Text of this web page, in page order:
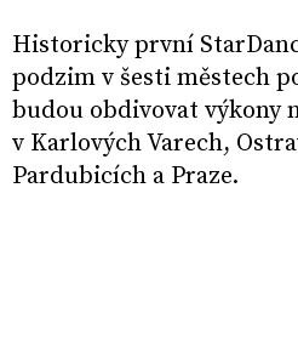
Historicky první
podzim v šesti městech
budou obdivovat výkony
v Karlových Varech,
Pardubicích a Praze.